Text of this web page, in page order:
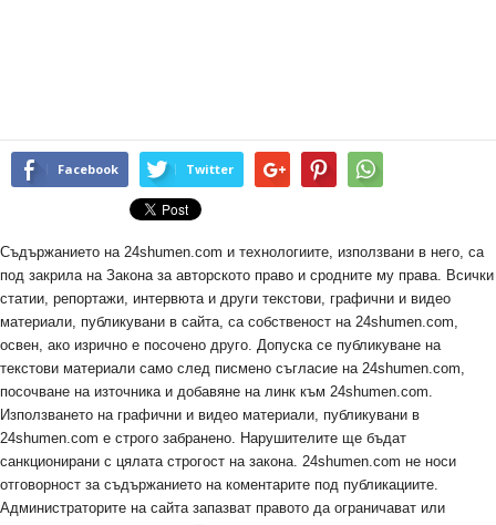
Facebook Twitter
Съдържанието на 24shumen.com и технологиите, използвани в него, са
под закрила на Закона за авторското право и сродните му права. Всички
статии, репортажи, интервюта и други текстови, графични и видео
материали, публикувани в сайта, са собственост на 24shumen.com,
освен, ако изрично е посочено друго. Допуска се публикуване на
текстови материали само след писмено съгласие на 24shumen.com,
посочване на източника и добавяне на линк към 24shumen.com.
Използването на графични и видео материали, публикувани в
24shumen.com е строго забранено. Нарушителите ще бъдат
санкционирани с цялата строгост на закона. 24shumen.com не носи
отговорност за съдържанието на коментарите под публикациите.
Администраторите на сайта запазват правото да ограничават или